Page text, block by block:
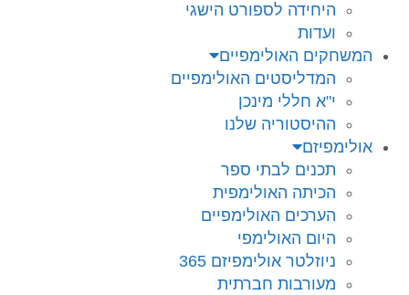
היחידה לספורט הישגי
ועדות
המשחקים האולימפיים
המדליסטים האולימפיים
י"א חללי מינכן
ההיסטוריה שלנו
אולימפיזם
תכנים לבתי ספר
הכיתה האולימפית
הערכים האולימפיים
היום האולימפי
ניוזלטר אולימפיזם 365
מעורבות חברתית